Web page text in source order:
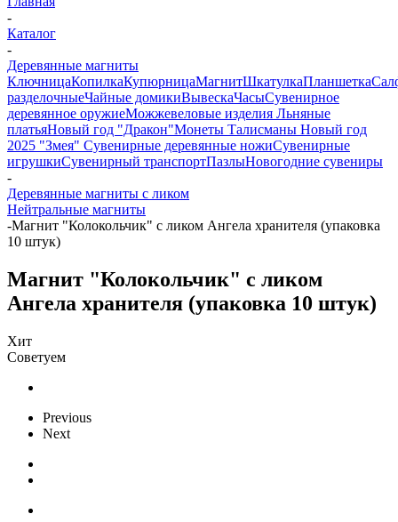
-
Каталог
-
Деревянные магниты
КлючницаКопилкаКупюрницаМагнитШкатулкаПланшетка
разделочныеЧайные домикиВывескаЧасыСувенирное
деревянное оружиеМожжевеловые изделия Льняные
платьяНовый год "Дракон"Монеты Талисманы Новый год
2025 "Змея" Сувенирные деревянные ножиСувенирные
игрушкиСувенирный транспортПазлыНовогодние сувениры
-
Деревянные магниты с ликом
Нейтральные магниты
-Магнит "Колокольчик" с ликом Ангела хранителя (упаковка
10 штук)
Магнит "Колокольчик" с ликом
Ангела хранителя (упаковка 10 штук)
Хит
Советуем
Previous
Next